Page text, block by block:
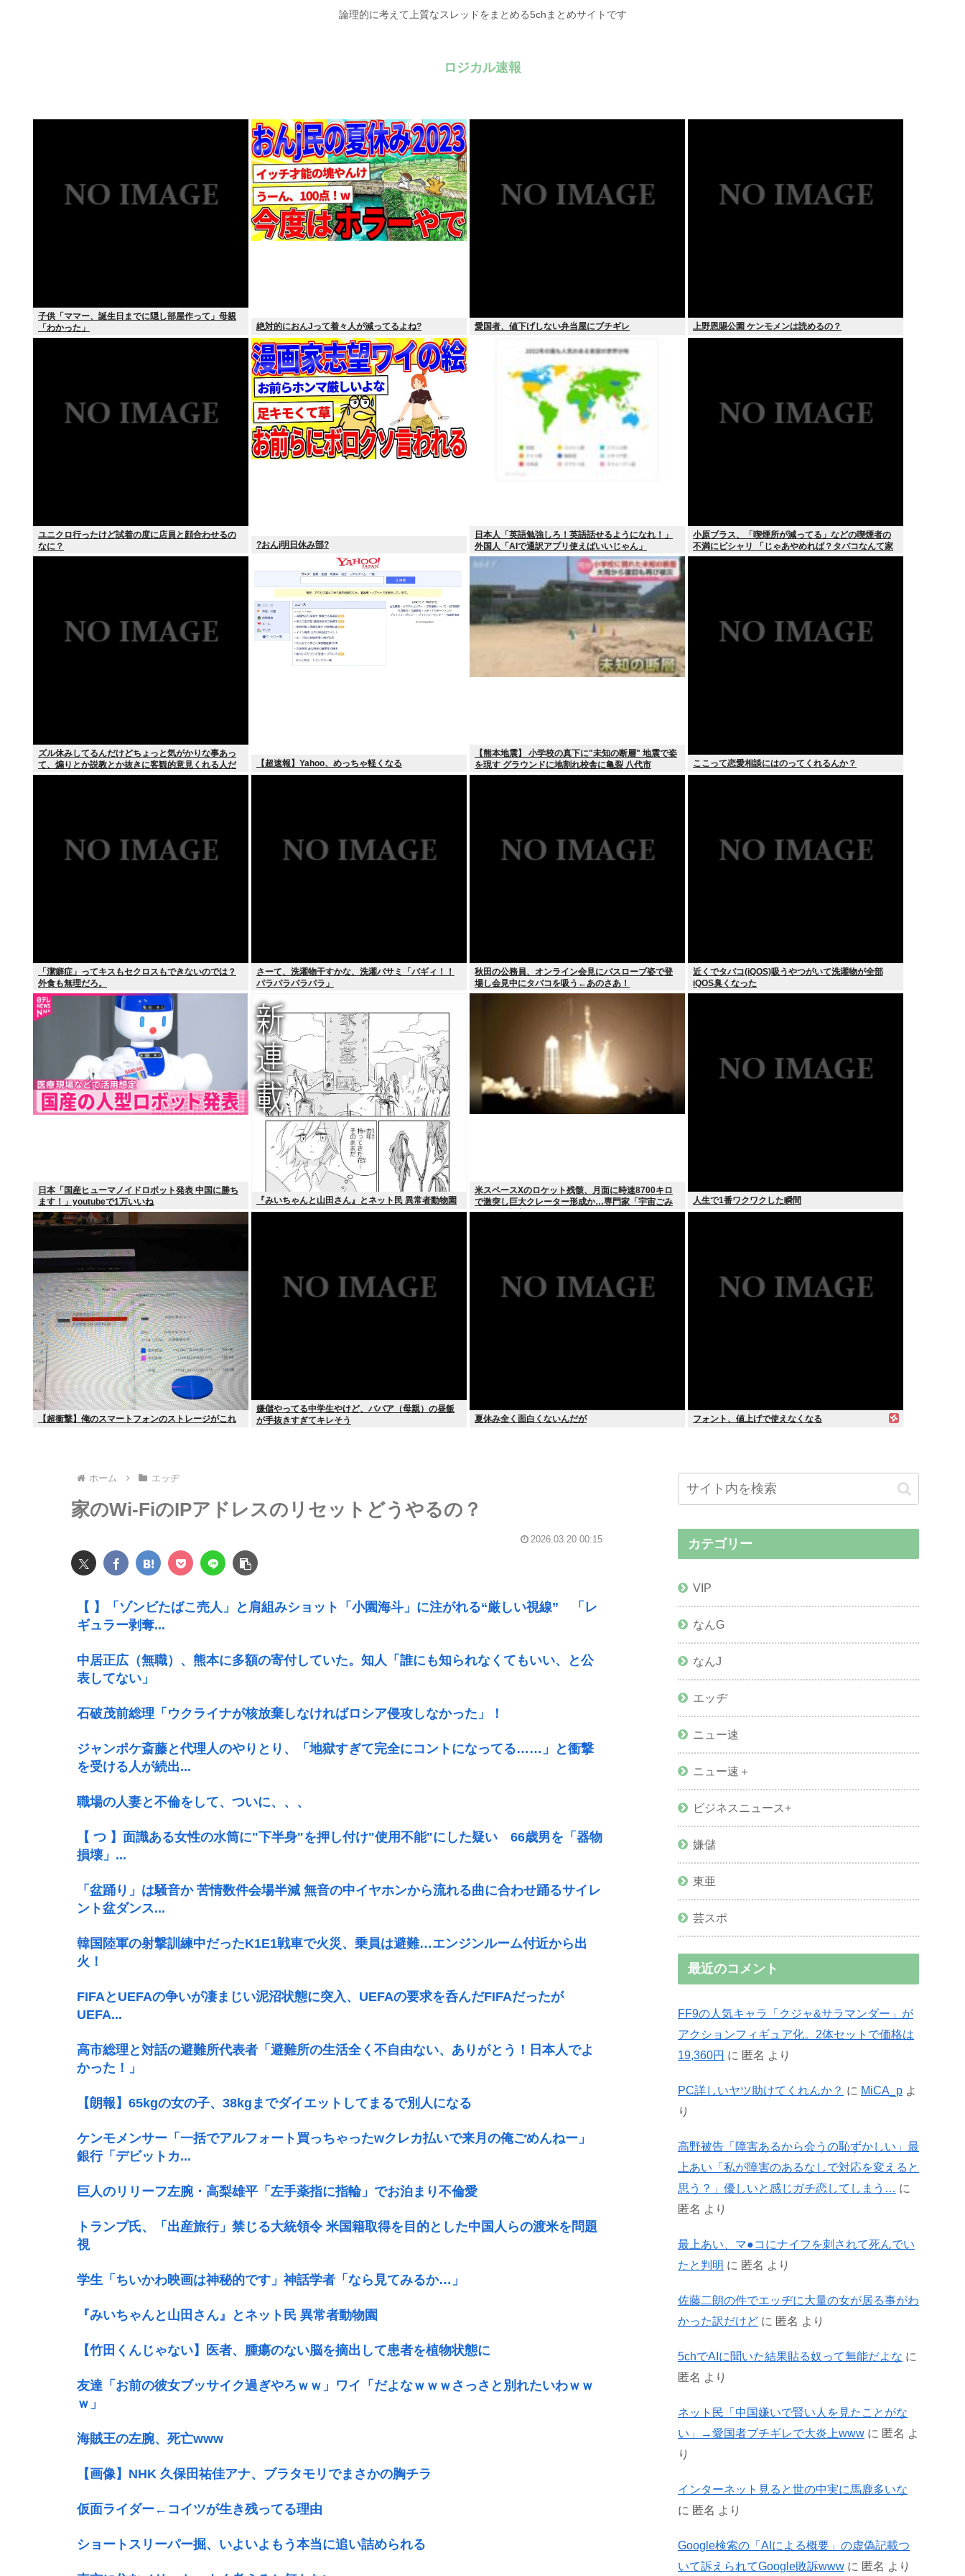
論理的に考えて上質なスレッドをまとめる5chまとめサイトです
ロジカル速報
子供「ママー、誕生日までに隠し部屋作って」母親
「わかった」
絶対的におんJって着々人が減ってるよね? 愛国者、値下げしない弁当屋にブチギレ 上野恩賜公園 ケンモメンは読めるの？
ユニクロ行ったけど試着の度に店員と顔合わせるの
なに？
?おんj明日休み部?
日本人「英語勉強しろ！英語話せるようになれ！」
外国人「AIで通訳アプリ使えばいいじゃん」
小原ブラス、「喫煙所が減ってる」などの喫煙者の
不満にピシャリ 「じゃあやめれば？タバコなんて家
でだけ吸ってればいい」
ズル休みしてるんだけどちょっと気がかりな事あっ
て、煽りとか説教とか抜きに客観的意見くれる人だ
けきてくれ
【超速報】Yahoo、めっちゃ軽くなる
【熊本地震】 小学校の真下に"未知の断層" 地震で姿
を現す グラウンドに地割れ校舎に亀裂 八代市
ここって恋愛相談にはのってくれるんか？
「潔癖症」ってキスもセクロスもできないのでは？
外食も無理だろ。
さーて、洗濯物干すかな、洗濯バサミ「バギィ！！
パラパラパラパラ」
秋田の公務員、オンライン会見にバスローブ姿で登
場し会見中にタバコを吸う←あのさあ！
近くでタバコ(iQOS)吸うやつがいて洗濯物が全部
iQOS臭くなった
日本「国産ヒューマノイドロボット発表 中国に勝ち
ます！」youtubeで1万いいね
『みいちゃんと山田さん』とネット民 異常者動物園
米スペースXのロケット残骸、月面に時速8700キロ
で激突し巨大クレーター形成か…専門家「宇宙ごみ
処分に無頓着」
人生で1番ワクワクした瞬間
【超衝撃】俺のスマートフォンのストレージがこれ
嫌儲やってる中学生やけど、ババア（母親）の昼飯
が手抜きすぎてキレそう
夏休み全く面白くないんだが フォント、値上げで使えなくなる
ホーム エッヂ
家のWi-FiのIPアドレスのリセットどうやるの？
2026.03.20 00:15
【 】「ゾンビたばこ売人」と肩組みショット「小園海斗」に注がれる“厳しい視線” 「レ
ギュラー剥奪...
中居正広（無職）、熊本に多額の寄付していた。知人「誰にも知られなくてもいい、と公
表してない」
石破茂前総理「ウクライナが核放棄しなければロシア侵攻しなかった」！
ジャンポケ斎藤と代理人のやりとり、「地獄すぎて完全にコントになってる……」と衝撃
を受ける人が続出...
職場の人妻と不倫をして、ついに、、、
【 つ 】面識ある女性の水筒に"下半身"を押し付け"使用不能"にした疑い 66歳男を「器物
損壊」...
「盆踊り」は騒音か 苦情数件会場半減 無音の中イヤホンから流れる曲に合わせ踊るサイレ
ント盆ダンス...
韓国陸軍の射撃訓練中だったK1E1戦車で火災、乗員は避難…エンジンルーム付近から出
火！
FIFAとUEFAの争いが凄まじい泥沼状態に突入、UEFAの要求を呑んだFIFAだったが
UEFA...
高市総理と対話の避難所代表者「避難所の生活全く不自由ない、ありがとう！日本人でよ
かった！」
【朗報】65kgの女の子、38kgまでダイエットしてまるで別人になる
ケンモメンサー「一括でアルフォート買っちゃったwクレカ払いで来月の俺ごめんねー」
銀行「デビットカ...
巨人のリリーフ左腕・高梨雄平「左手薬指に指輪」でお泊まり不倫愛
トランプ氏、「出産旅行」禁じる大統領令 米国籍取得を目的とした中国人らの渡米を問題
視
学生「ちいかわ映画は神秘的です」神話学者「なら見てみるか…」
『みいちゃんと山田さん』とネット民 異常者動物園
【竹田くんじゃない】医者、腫瘍のない脳を摘出して患者を植物状態に
友達「お前の彼女ブッサイク過ぎやろｗｗ」ワイ「だよなｗｗｗさっさと別れたいわｗｗ
ｗ」
海賊王の左腕、死亡www
【画像】NHK 久保田祐佳アナ、ブラタモリでまさかの胸チラ
仮面ライダー←コイツが生き残ってる理由
ショートスリーパー掘、いよいよもう本当に追い詰められる
カテゴリー
VIP
なんG
なんJ
エッヂ
ニュー速
ニュー速＋
ビジネスニュース+
嫌儲
東亜
芸スポ
最近のコメント
FF9の人気キャラ「クジャ&サラマンダー」が
アクションフィギュア化。2体セットで価格は
19,360円 に 匿名 より
PC詳しいヤツ助けてくれんか？ に MiCA_p よ
り
高野被告「障害あるから会うの恥ずかしい」最
上あい「私が障害のあるなしで対応を変えると
思う？」優しいと感じガチ恋してしまう…
に
匿名 より
最上あい、マ●コにナイフを刺されて死んでい
たと判明 に 匿名 より
佐藤二朗の件でエッヂに大量の女が居る事がわ
かった訳だけど に 匿名 より
5chでAIに聞いた結果貼る奴って無能だよな に
匿名 より
ネット民「中国嫌いで賢い人を見たことがな
い」→愛国者ブチギレで大炎上www に 匿名 よ
り
インターネット見ると世の中実に馬鹿多いな
に 匿名 より
Google検索の「AIによる概要」の虚偽記載つ
いて訴えられてGoogle敗訴www に 匿名 より